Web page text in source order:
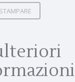
STAMPARE